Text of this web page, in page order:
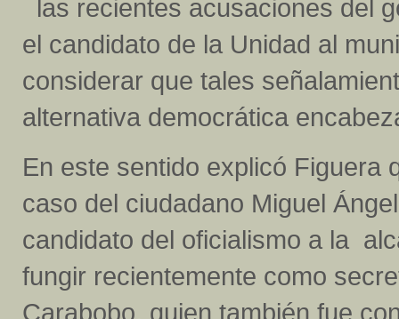
las recientes acusaciones del
el candidato de la Unidad al
considerar que tales
alternativa democrática
En este sentido explicó Figuera
caso del ciudadano Miguel
candidato del oficialismo a la
fungir recientemente como
Carabobo, quien también fue